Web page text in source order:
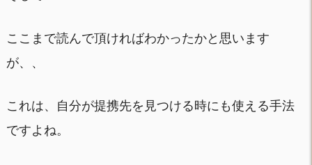
ここまで読んで頂ければわかったかと思います
が、、
これは、自分が提携先を見つける時にも使える手法
ですよね。